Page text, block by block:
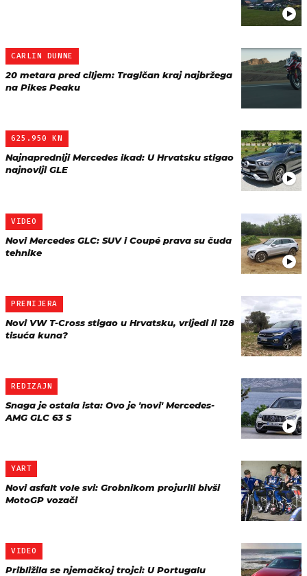
CARLIN DUNNE
20 metara pred ciljem: Tragičan kraj najbržega
na Pikes Peaku
625.950 KN
Najnapredniji Mercedes ikad: U Hrvatsku stigao
najnoviji GLE
VIDEO
Novi Mercedes GLC: SUV i Coupé prava su čuda
tehnike
PREMIJERA
Novi VW T-Cross stigao u Hrvatsku, vrijedi li 128
tisuća kuna?
REDIZAJN
Snaga je ostala ista: Ovo je 'novi' Mercedes-
AMG GLC 63 S
YART
Novi asfalt vole svi: Grobnikom projurili bivši
MotoGP vozači
VIDEO
Približila se njemačkoj trojci: U Portugalu